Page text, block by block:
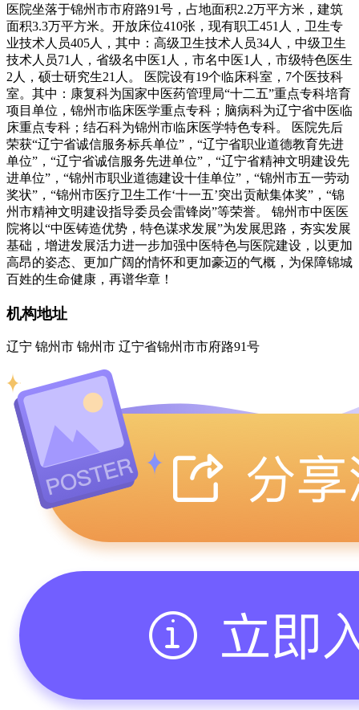
医院坐落于锦州市市府路91号，占地面积2.2万平方米，建筑
面积3.3万平方米。开放床位410张，现有职工451人，卫生专
业技术人员405人，其中：高级卫生技术人员34人，中级卫生
技术人员71人，省级名中医1人，市名中医1人，市级特色医生
2人，硕士研究生21人。 医院设有19个临床科室，7个医技科
室。其中：康复科为国家中医药管理局“十二五”重点专科培育
项目单位，锦州市临床医学重点专科；脑病科为辽宁省中医临
床重点专科；结石科为锦州市临床医学特色专科。 医院先后
荣获“辽宁省诚信服务标兵单位”，“辽宁省职业道德教育先进
单位”，“辽宁省诚信服务先进单位”，“辽宁省精神文明建设先
进单位”，“锦州市职业道德建设十佳单位”，“锦州市五一劳动
奖状”，“锦州市医疗卫生工作‘十一五’突出贡献集体奖”，“锦
州市精神文明建设指导委员会雷锋岗”等荣誉。 锦州市中医医
院将以“中医铸造优势，特色谋求发展”为发展思路，夯实发展
基础，增进发展活力进一步加强中医特色与医院建设，以更加
高昂的姿态、更加广阔的情怀和更加豪迈的气概，为保障锦城
百姓的生命健康，再谱华章！
机构地址
辽宁 锦州市 锦州市 辽宁省锦州市市府路91号